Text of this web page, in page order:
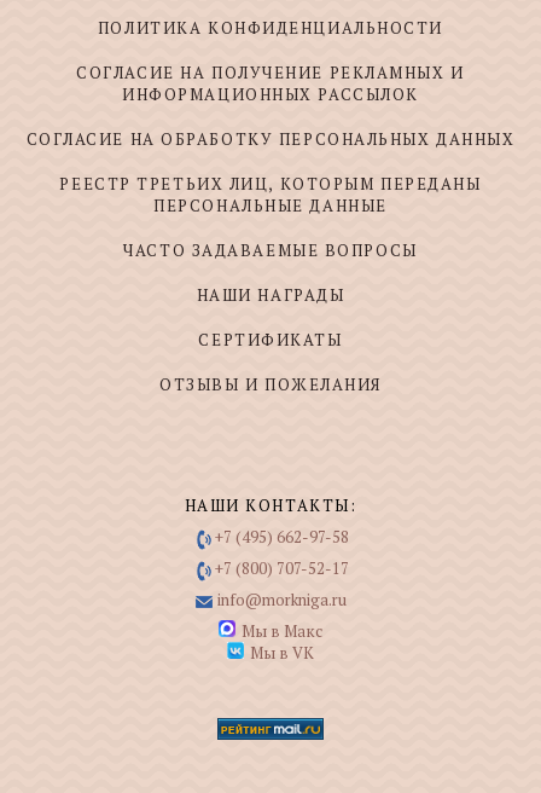
ПОЛИТИКА КОНФИДЕНЦИАЛЬНОСТИ
СОГЛАСИЕ НА ПОЛУЧЕНИЕ РЕКЛАМНЫХ И
ИНФОРМАЦИОННЫХ РАССЫЛОК
СОГЛАСИЕ НА ОБРАБОТКУ ПЕРСОНАЛЬНЫХ ДАННЫХ
РЕЕСТР ТРЕТЬИХ ЛИЦ, КОТОРЫМ ПЕРЕДАНЫ
ПЕРСОНАЛЬНЫЕ ДАННЫЕ
ЧАСТО ЗАДАВАЕМЫЕ ВОПРОСЫ
НАШИ НАГРАДЫ
СЕРТИФИКАТЫ
ОТЗЫВЫ И ПОЖЕЛАНИЯ
НАШИ КОНТАКТЫ:
+7 (495) 662-97-58
+7 (800) 707-52-17
info@morkniga.ru
Мы в Макс
Мы в VK